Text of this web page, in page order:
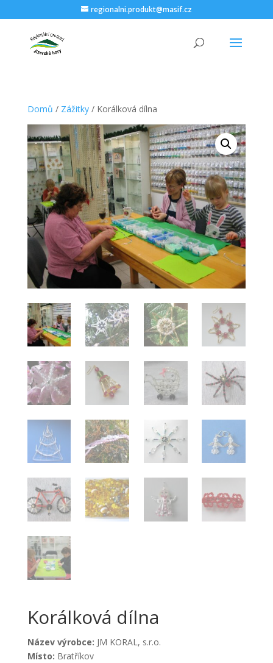
regionalni.produkt@masif.cz
Domů / Zážitky/ Korálková dílna
Korálková dílna
Název výrobce: JM KORAL, s.r.o.
Místo: Bratříkov